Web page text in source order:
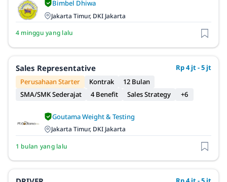
Bimbel Dhiwa
Jakarta Timur, DKI Jakarta
4 minggu yang lalu
Sales Representative
Rp 4 jt - 5 jt
Perusahaan Starter
Kontrak
12 Bulan
SMA/SMK Sederajat
4 Benefit Sales Strategy +6
Goutama Weight & Testing
Jakarta Timur, DKI Jakarta
1 bulan yang lalu